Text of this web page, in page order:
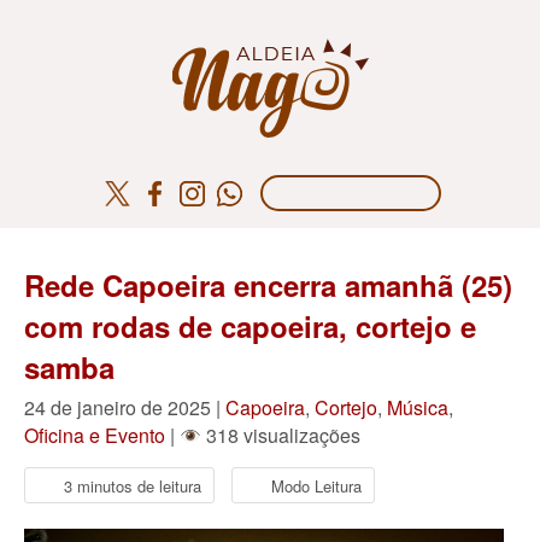
Rede Capoeira encerra amanhã (25)
com rodas de capoeira, cortejo e
samba
24 de janeiro de 2025 | Capoeira, Cortejo, Música,
Oficina e Evento | 318 visualizações
3 minutos de leitura Modo Leitura